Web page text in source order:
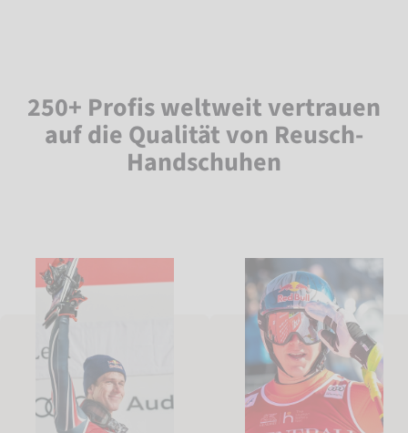
250+ Profis weltweit vertrauen
auf die Qualität von Reusch-
Handschuhen